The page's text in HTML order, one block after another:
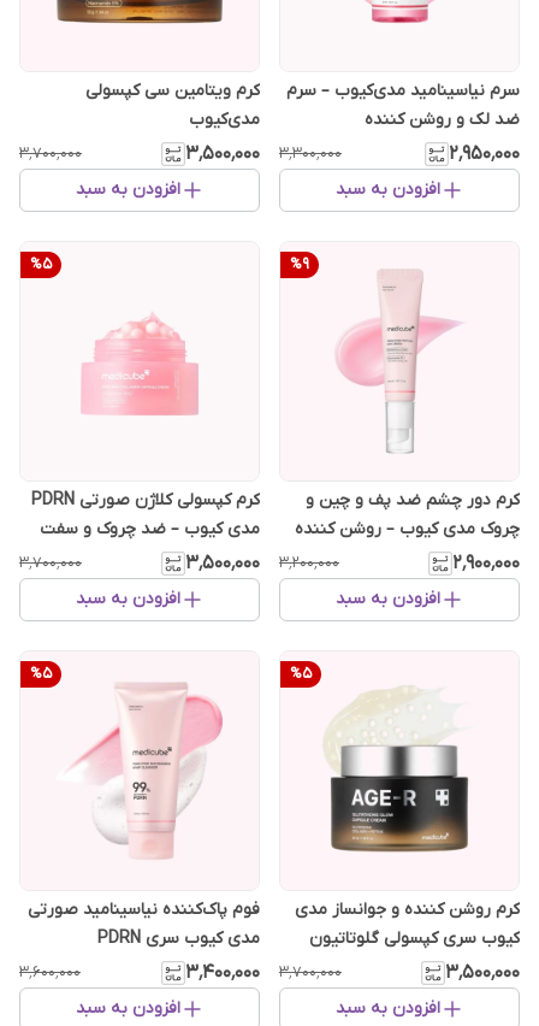
سرم نیاسینامید مدی‌کیوب – سرم
ضد لک و روشن کننده
۲٬۹۵۰٬۰۰۰ ۳٬۳۰۰٬۰۰۰
افزودن به سبد
کرم ویتامین سی کپسولی
مدی‌کیوب
۳٬۵۰۰٬۰۰۰ ۳٬۷۰۰٬۰۰۰
افزودن به سبد
%9
کرم دور چشم ضد پف و چین و
چروک مدی کیوب – روشن کننده
پپتید صورتی
۲٬۹۰۰٬۰۰۰ ۳٬۲۰۰٬۰۰۰
افزودن به سبد
%5
کرم کپسولی کلاژن صورتی PDRN
مدی کیوب – ضد چروک و سفت
کننده فوری
۳٬۵۰۰٬۰۰۰ ۳٬۷۰۰٬۰۰۰
افزودن به سبد
%5
کرم روشن کننده و جوانساز مدی
کیوب سری کپسولی گلوتاتیون
۳٬۵۰۰٬۰۰۰ ۳٬۷۰۰٬۰۰۰
افزودن به سبد
%5
فوم پاک‌کننده نیاسینامید صورتی
مدی کیوب سری PDRN
۳٬۴۰۰٬۰۰۰ ۳٬۶۰۰٬۰۰۰
افزودن به سبد